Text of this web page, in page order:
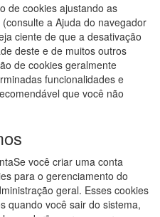
de cookies ajustando as
a Ajuda do navegador
ciente de que a desativação
deste e de muitos outros
de cookies geralmente
funcionalidades e
que você não
você criar uma conta
para o gerenciamento do
geral. Esses cookies
quando você sair do sistema,